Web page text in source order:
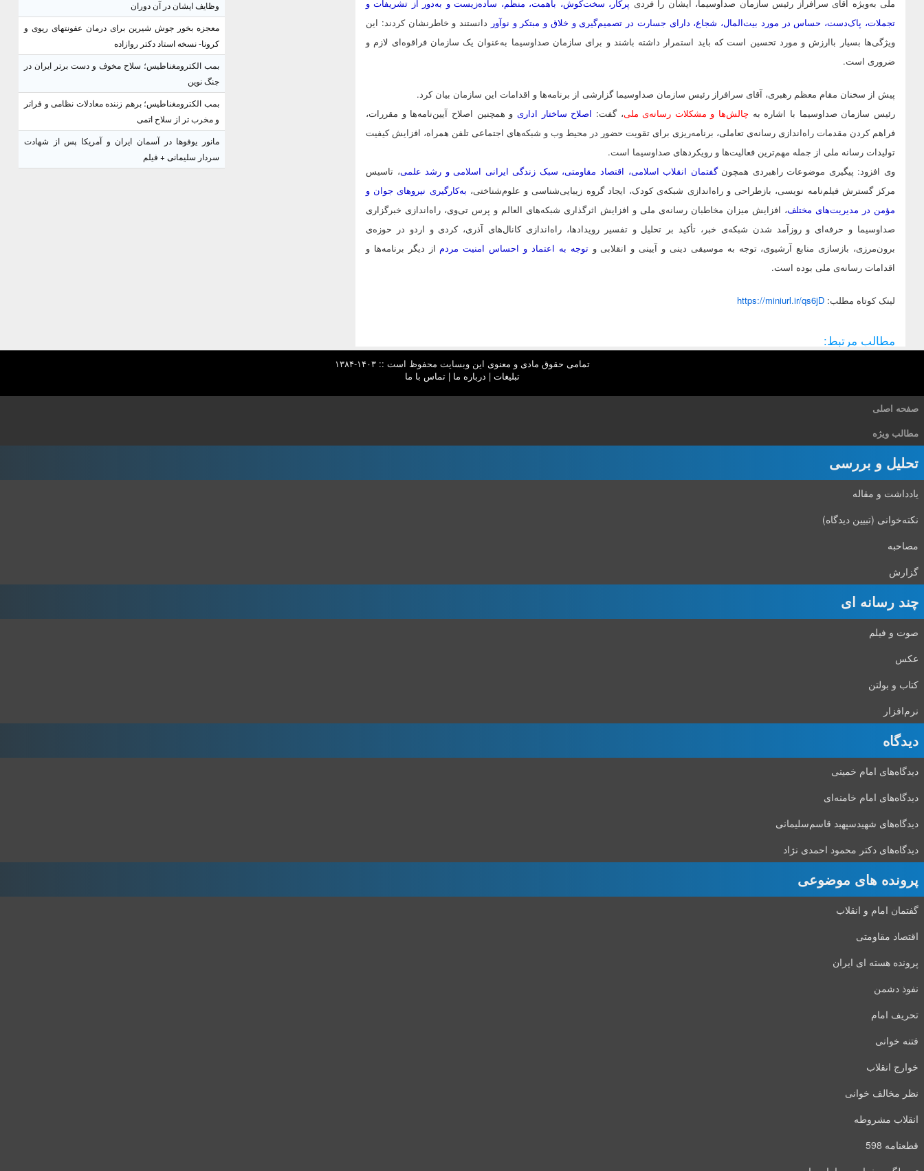
ملی به‌ویژه آقای سرافراز رئیس سازمان صداوسیما، ایشان را فردی پرکار، سخت‌کوش، باهمت، منظم، ساده‌زیست و به‌دور از تشریفات و
تجملات، پاک‌دست، حساس در مورد بیت‌المال، شجاع، دارای جسارت در تصمیم‌گیری و خلاق و مبتکر و نوآور دانستند و خاطرنشان کردند: این
ویژگی‌ها بسیار باارزش و مورد تحسین است که باید استمرار داشته باشند و برای سازمان صداوسیما به‌عنوان یک سازمان فراقوه‌ای لازم و
ضروری است.
پیش از سخنان مقام معظم رهبری، آقای سرافراز رئیس سازمان صداوسیما گزارشی از برنامه‌ها و اقدامات این سازمان بیان کرد.
رئیس سازمان صداوسیما با اشاره به چالش‌ها و مشکلات رسانه‌ی ملی، گفت: اصلاح ساختار اداری و همچنین اصلاح آیین‌نامه‌ها و مقررات،
فراهم کردن مقدمات راه‌اندازی رسانه‌ی تعاملی، برنامه‌ریزی برای تقویت حضور در محیط وب و شبکه‌های اجتماعی تلفن همراه، افزایش کیفیت
تولیدات رسانه ملی از جمله مهم‌ترین فعالیت‌ها و رویکردهای صداوسیما است.
وی افزود: پیگیری موضوعات راهبردی همچونگفتمان انقلاب اسلامی، اقتصاد مقاومتی، سبک زندگی ایرانی اسلامی و رشد علمی، تاسیس
مرکز گسترش فیلم‌نامه نویسی، بازطراحی و راه‌اندازی شبکه‌ی کودک، ایجاد گروه زیبایی‌شناسی و علوم‌شناختی، به‌کارگیری نیروهای جوان و
مؤمن در مدیریت‌های مختلف، افزایش میزان مخاطبان رسانه‌ی ملی و افزایش اثرگذاری شبکه‌های العالم و پرس تی‌وی، راه‌اندازی خبرگزاری
صداوسیما و حرفه‌ای‌ و روزآمد شدن شبکه‌ی خبر، تأکید بر تحلیل و تفسیر رویدادها، راه‌اندازی کانال‌های آذری، کردی و اردو در حوزه‌ی
برون‌مرزی، بازسازی منابع آرشیوی، توجه به موسیقی دینی و آیینی و انقلابی وتوجه به اعتماد و احساس امنیت مردم از دیگر برنامه‌ها و
اقدامات رسانه‌ی ملی بوده است.
لينک کوتاه مطلب: https://miniurl.ir/qs6jD
مطالب مرتبط:
وظایف ایشان در آن دوران
معجزه بخور جوش شیرین برای درمان عفونتهای ریوی و
کرونا- نسخه استاد دکتر روازاده
بمب الکترومغناطیس؛ سلاح مخوف و دست برتر ایران در
جنگ نوین
بمب الکترومغناطیس؛ برهم زننده معادلات نظامی و فراتر
و مخرب تر از سلاح اتمی
مانور یوفوها در آسمان ایران و آمریکا پس از شهادت
سردار سلیمانی + فیلم
تمامی حقوق مادی و معنوی این وبسایت محفوظ است :: ۱۴۰۳-۱۳۸۴
تبلیغات | درباره ما |تماس با ما
صفحه اصلی
مطالب ویژه
تحلیل و بررسی
یادداشت و مقاله
نکته‌خوانی (تبیین دیدگاه)
مصاحبه
گزارش
چند رسانه ای
صوت و فیلم
عکس
کتاب و بولتن
نرم‌افزار
دیدگاه‌
دیدگاه‌های امام خمینی
دیدگاه‌های امام خامنه‌ای
دیدگاه‌های شهید‌سپهبد قاسم‌سلیمانی
دیدگاه‌های دکتر محمود احمدی نژاد
پرونده های موضوعی
گفتمان امام و انقلاب
اقتصاد مقاومتی
پرونده هسته ای ایران
نفوذ دشمن
تحریف امام
فتنه خوانی
خوارج انقلاب
نظر مخالف خوانی
انقلاب مشروطه
قطعنامه 598